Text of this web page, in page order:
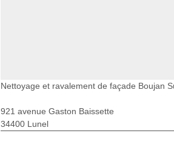
Nettoyage et ravalement de façade Boujan
921 avenue Gaston Baissette
34400 Lunel